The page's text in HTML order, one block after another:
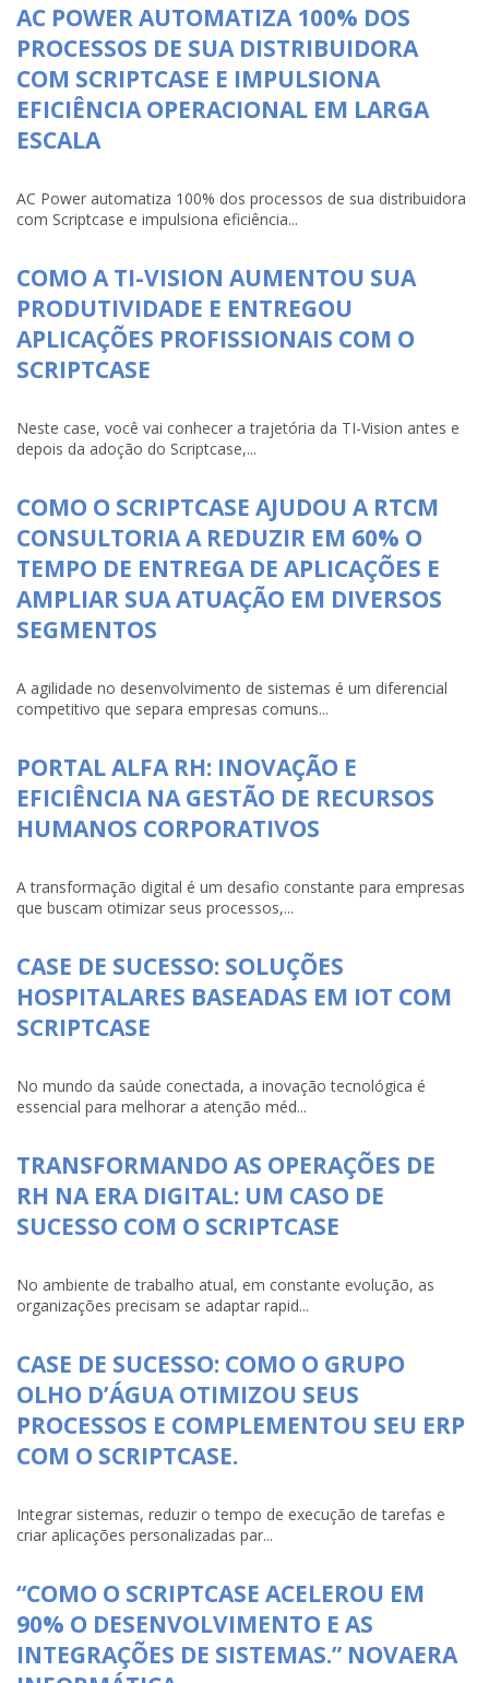
AC POWER AUTOMATIZA 100% DOS
PROCESSOS DE SUA DISTRIBUIDORA
COM SCRIPTCASE E IMPULSIONA
EFICIÊNCIA OPERACIONAL EM LARGA
ESCALA
AC Power automatiza 100% dos processos de sua distribuidora
com Scriptcase e impulsiona eficiência...
COMO A TI-VISION AUMENTOU SUA
PRODUTIVIDADE E ENTREGOU
APLICAÇÕES PROFISSIONAIS COM O
SCRIPTCASE
Neste case, você vai conhecer a trajetória da TI-Vision antes e
depois da adoção do Scriptcase,...
COMO O SCRIPTCASE AJUDOU A RTCM
CONSULTORIA A REDUZIR EM 60% O
TEMPO DE ENTREGA DE APLICAÇÕES E
AMPLIAR SUA ATUAÇÃO EM DIVERSOS
SEGMENTOS
A agilidade no desenvolvimento de sistemas é um diferencial
competitivo que separa empresas comuns...
PORTAL ALFA RH: INOVAÇÃO E
EFICIÊNCIA NA GESTÃO DE RECURSOS
HUMANOS CORPORATIVOS
A transformação digital é um desafio constante para empresas
que buscam otimizar seus processos,...
CASE DE SUCESSO: SOLUÇÕES
HOSPITALARES BASEADAS EM IOT COM
SCRIPTCASE
No mundo da saúde conectada, a inovação tecnológica é
essencial para melhorar a atenção méd...
TRANSFORMANDO AS OPERAÇÕES DE
RH NA ERA DIGITAL: UM CASO DE
SUCESSO COM O SCRIPTCASE
No ambiente de trabalho atual, em constante evolução, as
organizações precisam se adaptar rapid...
CASE DE SUCESSO: COMO O GRUPO
OLHO D’ÁGUA OTIMIZOU SEUS
PROCESSOS E COMPLEMENTOU SEU ERP
COM O SCRIPTCASE.
Integrar sistemas, reduzir o tempo de execução de tarefas e
criar aplicações personalizadas par...
“COMO O SCRIPTCASE ACELEROU EM
90% O DESENVOLVIMENTO E AS
INTEGRAÇÕES DE SISTEMAS.” NOVAERA